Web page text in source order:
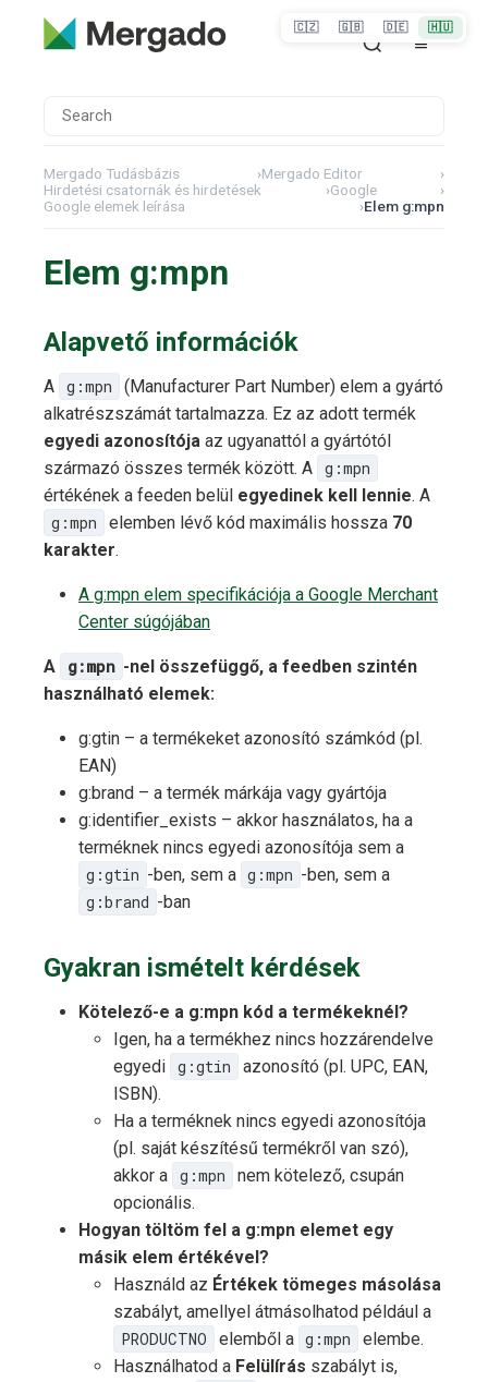
Mergado Tudásbázis ›Mergado Editor
›
Hirdetési csatornák és hirdetések
›Google
›
Google elemek leírása
›Elem g:mpn
Elem g:mpn
Alapvető információk
A g:mpn
(Manufacturer Part Number) elem a gyártó
alkatrészszámát tartalmazza. Ez az adott termék
egyedi azonosítója az ugyanattól a gyártótól
származó összes termék között. A g:mpn
értékének a feeden belül egyedinek kell lennie. A
g:mpn
elemben lévő kód maximális hossza 70
karakter.
A g:mpn elem specifikációja a Google Merchant
Center súgójában
A g:mpn -nel összefüggő, a feedben szintén
használható elemek:
g:gtin – a termékeket azonosító számkód (pl.
EAN)
g:brand – a termék márkája vagy gyártója
g:identifier_exists – akkor használatos, ha a
terméknek nincs egyedi azonosítója sem a
g:gtin -ben, sem a g:mpn -ben, sem a
g:brand -ban
Gyakran ismételt kérdések
Kötelező-e a g:mpn kód a termékeknél?
Igen, ha a termékhez nincs hozzárendelve
egyedi g:gtin
azonosító (pl. UPC, EAN,
ISBN).
Ha a terméknek nincs egyedi azonosítója
(pl. saját készítésű termékről van szó),
akkor a g:mpn
nem kötelező, csupán
opcionális.
Hogyan töltöm fel a g:mpn elemet egy
másik elem értékével?
Használd az Értékek tömeges másolása
szabályt, amellyel átmásolhatod például a
PRODUCTNO
elemből a g:mpn
elembe.
Használhatod a Felülírás szabályt is,
🇨🇿 🇬🇧 🇩🇪 🇭🇺